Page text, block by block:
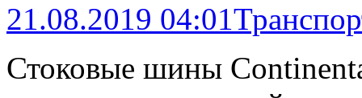
21.08.2019 04:01
Стоковые шины